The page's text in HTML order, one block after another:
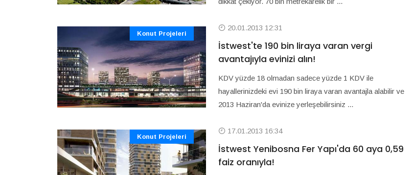
Konut Projeleri
20.01.2013 12:31
İstwest'te 190 bin liraya varan vergi
avantajıyla evinizi alın!
KDV yüzde 18 olmadan sadece yüzde 1 KDV ile
hayallerinizdeki evi 190 bin liraya varan avantajla alabilir ve
2013 Haziran'da evinize yerleşebilirsiniz ...
Konut Projeleri
17.01.2013 16:34
İstwest Yenibosna Fer Yapı'da 60 aya 0,59
faiz oranıyla!